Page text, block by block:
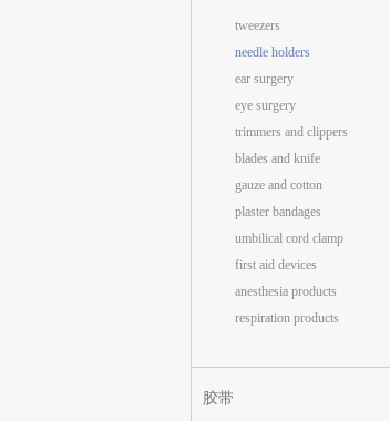
tweezers
needle holders
ear surgery
eye surgery
trimmers and clippers
blades and knife
gauze and cotton
plaster bandages
umbilical cord clamp
first aid devices
anesthesia products
respiration products
胶带